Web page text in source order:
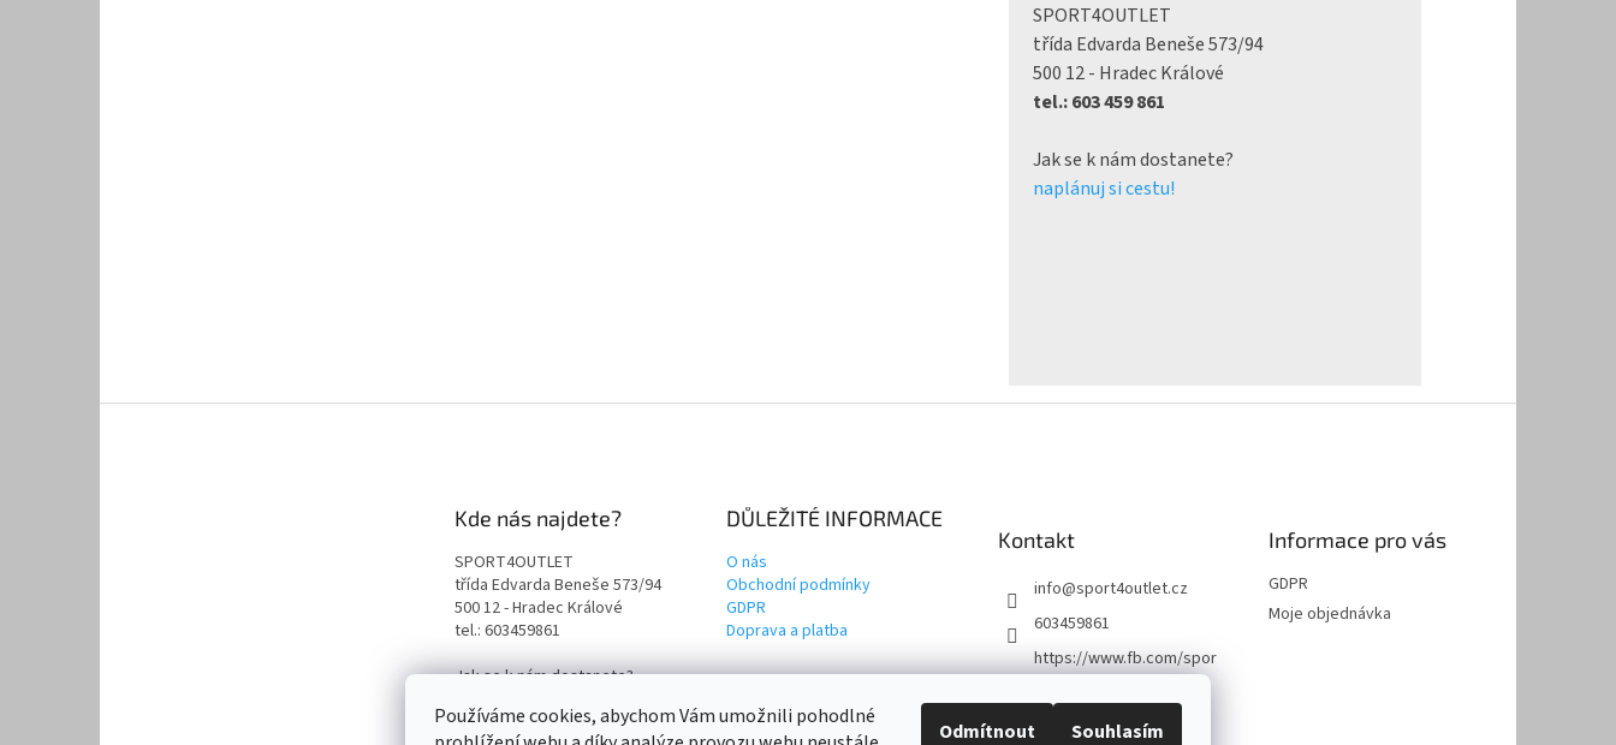
Používáme cookies, abychom Vám umožnili pohodlné
Odmítnout Souhlasím
SPORT4OUTLET
třída Edvarda Beneše 573/94
500 12 - Hradec Králové
tel.: 603 459 861
Jak se k nám dostanete?
naplánuj si cestu!
Kde nás najdete?
SPORT4OUTLET
třída Edvarda Beneše 573/94
500 12 - Hradec Králové
tel.: 603459861
Jak se k nám dostanete?
DŮLEŽITÉ INFORMACE
O nás
Obchodní podmínky
GDPR
Doprava a platba
Kontakt
info@sport4outlet.cz
603459861
https://www.fb.com/spor
t4outlet
Informace pro vás
GDPR
Moje objednávka